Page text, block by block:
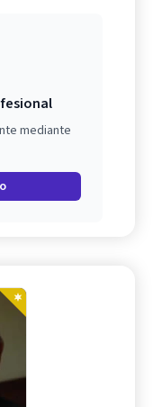
mediante